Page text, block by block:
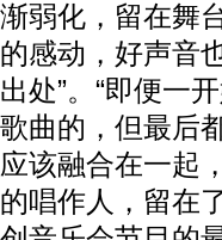
渐弱化，留在舞
的感动，好声音
出处”。“即便一
歌曲的，但最后
应该融合在一起
的唱作人，留在